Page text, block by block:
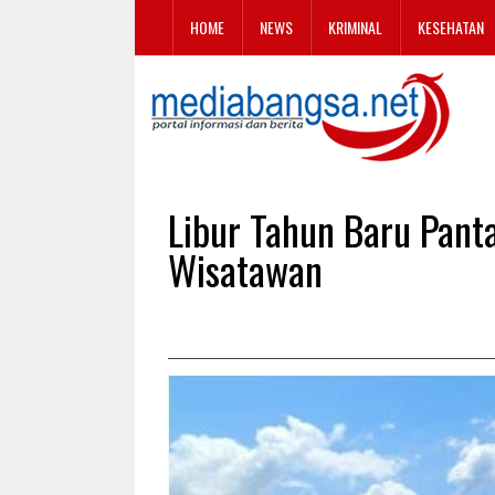
HOME NEWS KRIMINAL KESEHATAN
Libur Tahun Baru
Wisatawan